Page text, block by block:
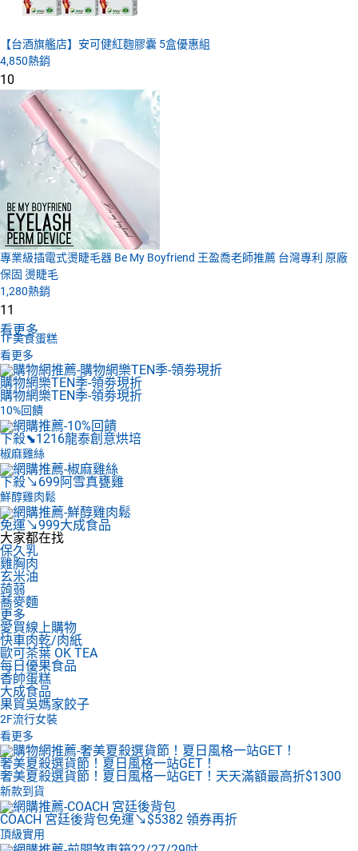
【台酒旗艦店】安可健紅麴膠囊 5盒優惠組
4,850熱銷
10
專業級插電式燙睫毛器 Be My Boyfriend 王盈喬老師推薦 台灣專利 原廠
保固 燙睫毛
1,280熱銷
11
看更多
1F美食蛋糕
看更多
購物網樂TEN季-領劵現折
購物網樂TEN季-領劵現折
10%回饋
下殺⬊1216龍泰創意烘培
椒麻雞絲
下殺↘699阿雪真甕雞
鮮醇雞肉鬆
免運↘999大成食品
大家都在找
保久乳
雞胸肉
玄米油
蒟蒻
蕎麥麵
更多
愛買線上購物
快車肉乾/肉紙
歐可茶葉 OK TEA
每日優果食品
香帥蛋糕
大成食品
果貿吳媽家餃子
2F流行女裝
看更多
奢美夏殺選貨節！夏日風格一站GET！
奢美夏殺選貨節！夏日風格一站GET！天天滿額最高折$1300
新款到貨
COACH 宮廷後背包免運↘$5382 領券再折
頂級實用